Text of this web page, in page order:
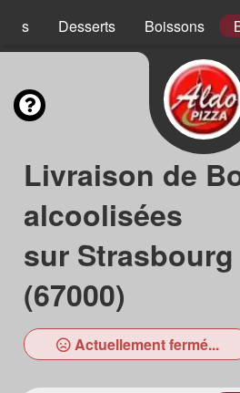
Desserts Boissons
Livraison de
alcoolisées
sur
(67000)
Actuellement fermé...